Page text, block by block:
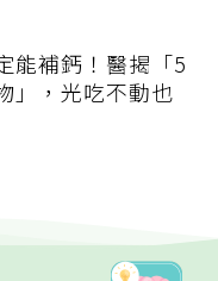
能補鈣！醫揭「5
」，光吃不動也